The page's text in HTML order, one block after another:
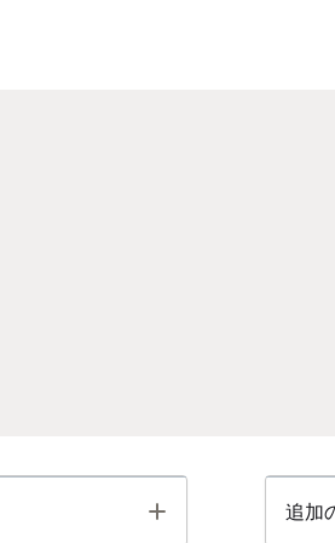
Toggle 追加